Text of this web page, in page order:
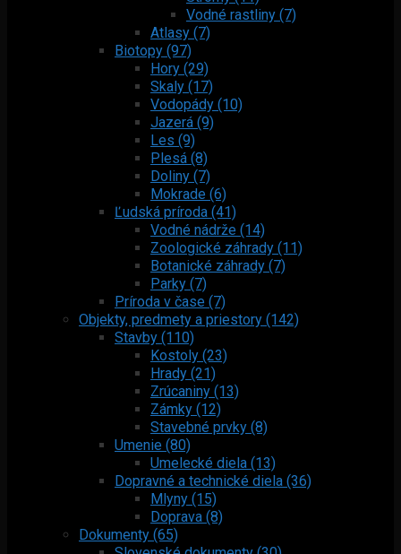
Vodné rastliny (7)
Atlasy (7)
Biotopy (97)
Hory (29)
Skaly (17)
Vodopády (10)
Jazerá (9)
Les (9)
Plesá (8)
Doliny (7)
Mokrade (6)
Ľudská príroda (41)
Vodné nádrže (14)
Zoologické záhrady (11)
Botanické záhrady (7)
Parky (7)
Príroda v čase (7)
Objekty, predmety a priestory (142)
Stavby (110)
Kostoly (23)
Hrady (21)
Zrúcaniny (13)
Zámky (12)
Stavebné prvky (8)
Umenie (80)
Umelecké diela (13)
Dopravné a technické diela (36)
Mlyny (15)
Doprava (8)
Dokumenty (65)